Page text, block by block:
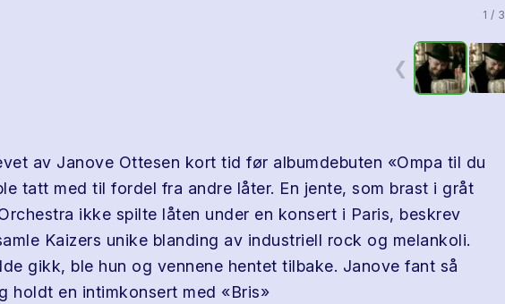
1 / 3
❮
av Janove Ottesen kort tid før albumdebuten «Ompa til du
tatt med til fordel fra andre låter. En jente, som brast i gråt
ikke spilte låten under en konsert i Paris, beskrev
Kaizers unike blanding av industriell rock og melankoli.
gikk, ble hun og vennene hentet tilbake. Janove fant så
holdt en intimkonsert med «Bris»